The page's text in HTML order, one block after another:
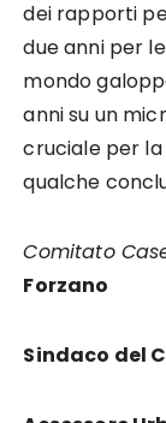
dei rapporti
due anni per
mondo
anni su un
cruciale per
qualche
Comitato
Forzano
Sindaco del